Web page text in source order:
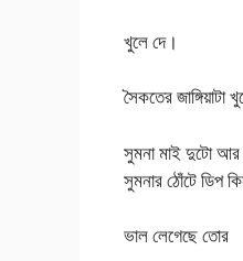
খুলে দে।
সৈকতের
সুমনা মাই দুটো আর
সুমনার ঠোঁটে ডিপ
ভাল লেগেছে তোর